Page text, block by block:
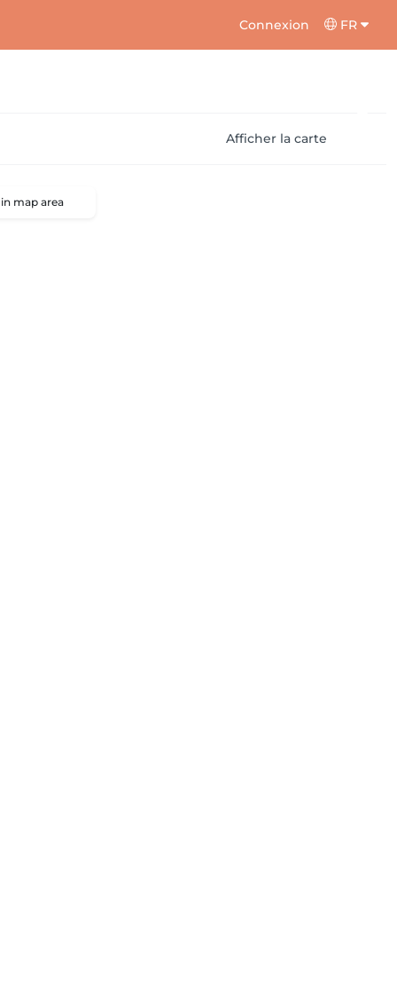
Connexion FR
Afficher la carte
map area